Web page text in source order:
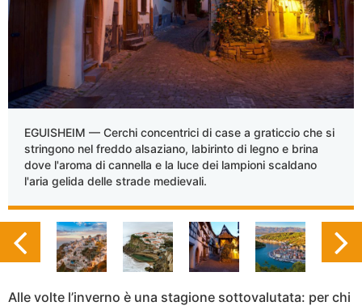
EGUISHEIM — Cerchi concentrici di case a graticcio che si
stringono nel freddo alsaziano, labirinto di legno e brina
dove l'aroma di cannella e la luce dei lampioni scaldano
l'aria gelida delle strade medievali.
Alle volte l’inverno è una stagione sottovalutata: per chi